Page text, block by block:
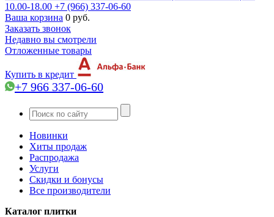
10.00-18.00 +7 (966) 337-06-60
Ваша корзина 0 руб.
Заказать звонок
Недавно вы смотрели
Отложенные товары
Купить в кредит
+7 966 337-06-60
Новинки
Хиты продаж
Распродажа
Услуги
Скидки и бонусы
Все производители
Каталог плитки